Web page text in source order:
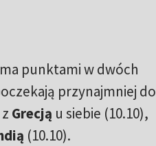
punktami w dwóch
przynajmniej do
Grecją u siebie (10.10),
(10.10).